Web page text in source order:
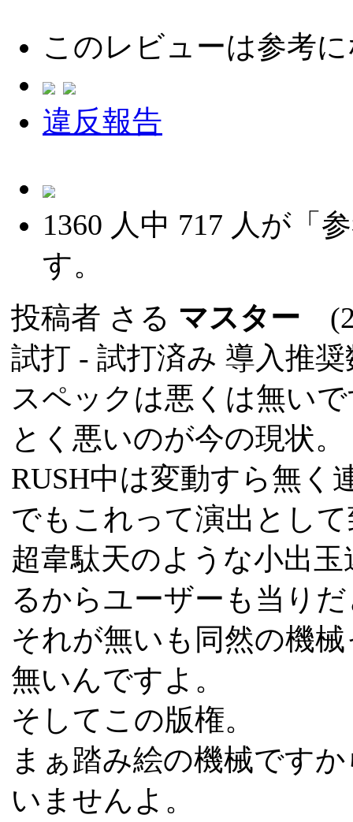
このレビューは参考
違反報告
1360 人中 717 人が「
す。
投稿者 さる マスター
試打 - 試打済み 導入推
スペックは悪くは無い
とく悪いのが今の現状。
RUSH中は変動すら無く
でもこれって演出とし
超韋駄天のような小出
るからユーザーも当り
それが無いも同然の機
無いんですよ。
そしてこの版権。
まぁ踏み絵の機械です
いませんよ。